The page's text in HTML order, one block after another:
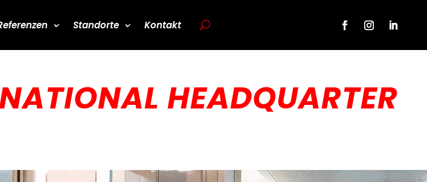
Standorte Kontakt
HEADQUARTER